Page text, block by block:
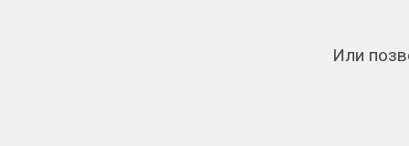
Или